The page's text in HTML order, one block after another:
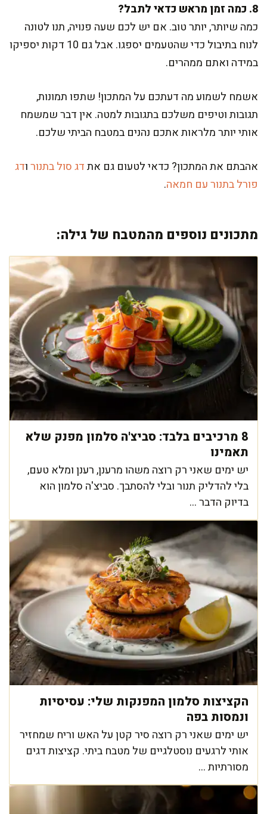
8. כמה זמן מראש כדאי לתבל?
כמה שיותר, יותר טוב. אם יש לכם שעה פנויה, תנו לטונה
לנוח בתיבול כדי שהטעמים יספגו. אבל גם 10 דקות יספיקו
במידה ואתם ממהרים.
אשמח לשמוע מה דעתכם על המתכון! שתפו תמונות,
תגובות וטיפים משלכם בתגובות למטה. אין דבר שמשמח
אותי יותר מלראות אתכם נהנים במטבח הביתי שלכם.
אהבתם את המתכון? כדאי לטעום גם אתדג סול בתנורודג
פורל בתנור עם חמאה.
מתכונים נוספים מהמטבח של גילה:
8 מרכיבים בלבד: סביצ'ה סלמון מפנק שלא
תאמינו
יש ימים שאני רק רוצה משהו מרענן, רענן ומלא טעם,
בלי להדליק תנור ובלי להסתבך. סביצ'ה סלמון הוא
בדיוק הדבר ...
הקציצות סלמון המפנקות שלי: עסיסיות
ונמסות בפה
יש ימים שאני רק רוצה סיר קטן על האש וריח שמחזיר
אותי לרגעים נוסטלגיים של מטבח ביתי. קציצות דגים
מסורתיות ...